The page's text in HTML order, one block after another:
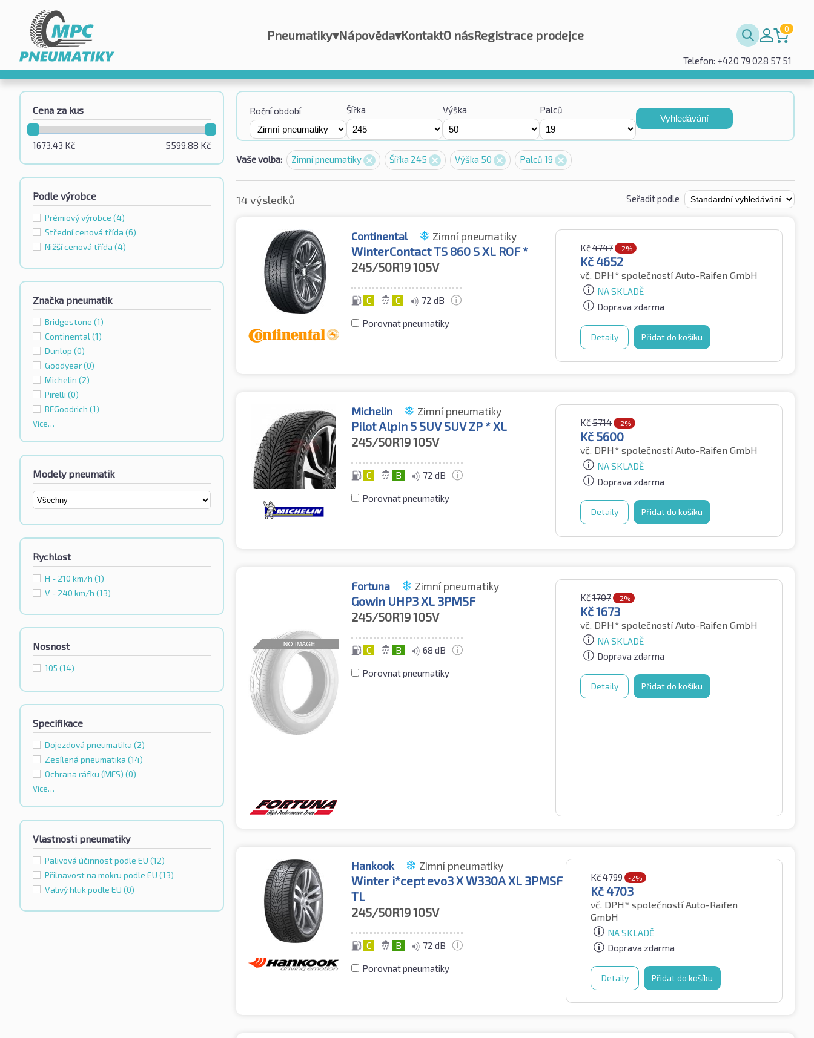
Pneumatiky▾Nápověda▾KontaktO násRegistrace prodejce 0
Telefon: +420 79 028 57 51
Cena za kus
5599.88 Kč
1673.43 Kč
Podle výrobce
Prémiový výrobce (4)
Střední cenová třída (6)
Nižší cenová třída (4)
Značka pneumatik
Bridgestone (1)
Continental (1)
Dunlop (0)
Goodyear(0)
Michelin (2)
Pirelli (0)
BFGoodrich (1)
Více…
Modely pneumatik
Rychlost
H - 210 km/h (1)
V - 240 km/h (13)
Nosnost
105 (14)
Specifikace
Dojezdová pneumatika (2)
Zesílená pneumatika (14)
Ochrana ráfku (MFS) (0)
Více…
Vlastnosti pneumatiky
Palivová účinnost podle EU (12)
Přilnavost na mokru podle EU (13)
Valivý hluk podle EU (0)
Roční období Šířka Výška Palců
Vyhledávání
Vaše volba: Zimní pneumatiky Šířka 245 Výška 50 Palců 19
14 výsledků Seřadit podle
Continental Zimní pneumatiky
WinterContact TS 860 S XL ROF *
245/50R19105V
C C 72 dB
Porovnat pneumatiky
Kč4747 -2%
Kč4652
vč. DPH* společností Auto-Raifen GmbH
NA SKLADĚ
Doprava zdarma
Detaily Přidat do košíku
Michelin Zimní pneumatiky
Pilot Alpin 5 SUV SUV ZP * XL
245/50R19105V
C B 72 dB
Porovnat pneumatiky
Kč5714 -2%
Kč 5600
vč. DPH* společností Auto-Raifen GmbH
NA SKLADĚ
Doprava zdarma
Detaily Přidat do košíku
Fortuna Zimní pneumatiky
Gowin UHP3 XL 3PMSF
245/50R19105V
C B 68 dB
Porovnat pneumatiky
Kč1707 -2%
Kč1673
vč. DPH* společností Auto-Raifen GmbH
NA SKLADĚ
Doprava zdarma
Detaily Přidat do košíku
Hankook Zimní pneumatiky
Winter i*cept evo3 X W330A XL 3PMSF
TL
245/50R19105V
C B 72 dB
Porovnat pneumatiky
Kč4799 -2%
Kč4703
vč. DPH*společností Auto-Raifen
GmbH
NA SKLADĚ
Doprava zdarma
Detaily Přidat do košíku